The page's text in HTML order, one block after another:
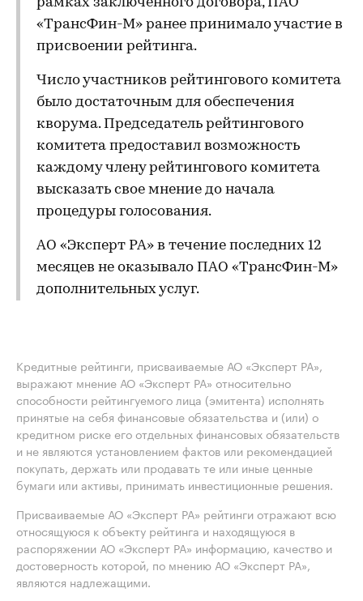
«ТрансФин-М» ранее принимало участие в
присвоении рейтинга.
Число участников рейтингового комитета
было достаточным для обеспечения
кворума. Председатель рейтингового
комитета предоставил возможность
каждому члену рейтингового комитета
высказать свое мнение до начала
процедуры голосования.
АО «Эксперт РА» в течение последних 12
месяцев не оказывало ПАО «ТрансФин-М»
дополнительных услуг.
Кредитные рейтинги, присваиваемые АО «Эксперт РА»,
выражают мнение АО «Эксперт РА» относительно
способности рейтингуемого лица (эмитента) исполнять
принятые на себя финансовые обязательства и (или) о
кредитном риске его отдельных финансовых обязательств
и не являются установлением фактов или рекомендацией
покупать, держать или продавать те или иные ценные
бумаги или активы, принимать инвестиционные решения.
Присваиваемые АО «Эксперт РА» рейтинги отражают всю
относящуюся к объекту рейтинга и находящуюся в
распоряжении АО «Эксперт РА» информацию, качество и
достоверность которой, по мнению АО «Эксперт РА»,
являются надлежащими.